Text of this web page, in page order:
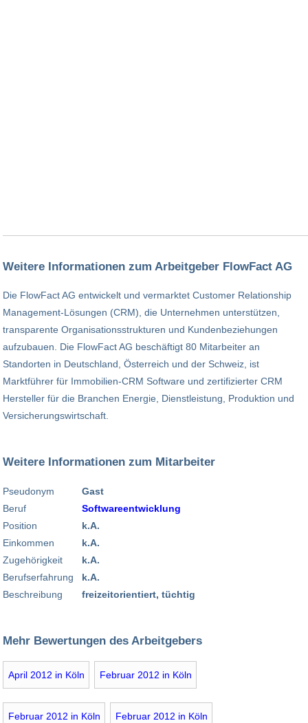
Weitere Informationen zum Arbeitgeber FlowFact AG
Die FlowFact AG entwickelt und vermarktet Customer Relationship
Management-Lösungen (CRM), die Unternehmen unterstützen,
transparente Organisationsstrukturen und Kundenbeziehungen
aufzubauen. Die FlowFact AG beschäftigt 80 Mitarbeiter an
Standorten in Deutschland, Österreich und der Schweiz, ist
Marktführer für Immobilien-CRM Software und zertifizierter CRM
Hersteller für die Branchen Energie, Dienstleistung, Produktion und
Versicherungswirtschaft.
Weitere Informationen zum Mitarbeiter
Pseudonym
Beruf
Position
Einkommen
Zugehörigkeit
Berufserfahrung
Beschreibung
Gast
Softwareentwicklung
k.A.
k.A.
k.A.
k.A.
freizeitorientiert, tüchtig
Mehr Bewertungen des Arbeitgebers
April 2012 in Köln Februar 2012 in Köln
Februar 2012 in Köln Februar 2012 in Köln